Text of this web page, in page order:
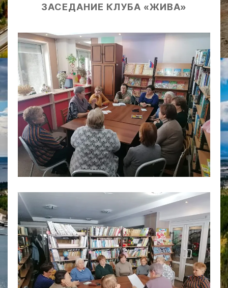
ЗАСЕДАНИЕ КЛУБА «ЖИВА»